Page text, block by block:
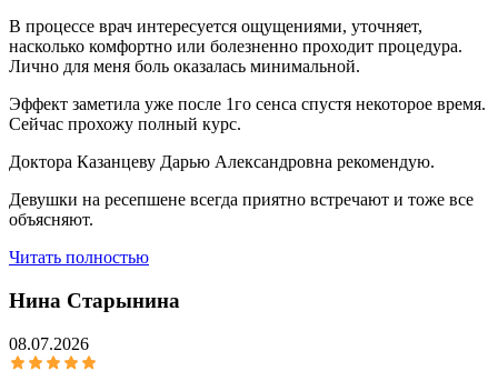
В процессе врач интересуется ощущениями, уточняет,
насколько комфортно или болезненно проходит процедура.
Лично для меня боль оказалась минимальной.
Эффект заметила уже после 1го сенса спустя некоторое время.
Сейчас прохожу полный курс.
Доктора Казанцеву Дарью Александровна рекомендую.
Девушки на ресепшене всегда приятно встречают и тоже все
объясняют.
Читать полностью
Нина Старынина
08.07.2026